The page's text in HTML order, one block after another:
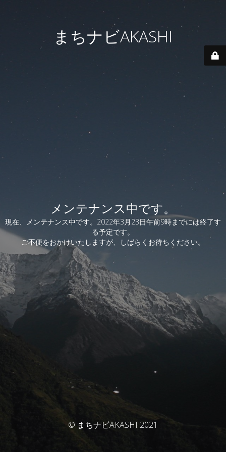
まちナビAKASHI
メンテナンス中です。
現在、メンテナンス中です。2022年3月23日午前9時までには終了す
る予定です。
ご不便をおかけいたしますが、しばらくお待ちください。
© まちナビAKASHI 2021